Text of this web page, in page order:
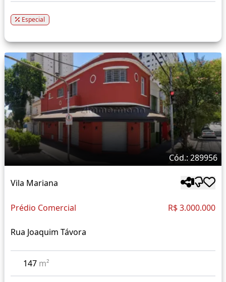
Especial
Cód.: 289956
Vila Mariana
Prédio Comercial R$ 3.000.000
Rua Joaquim Távora
147 m²